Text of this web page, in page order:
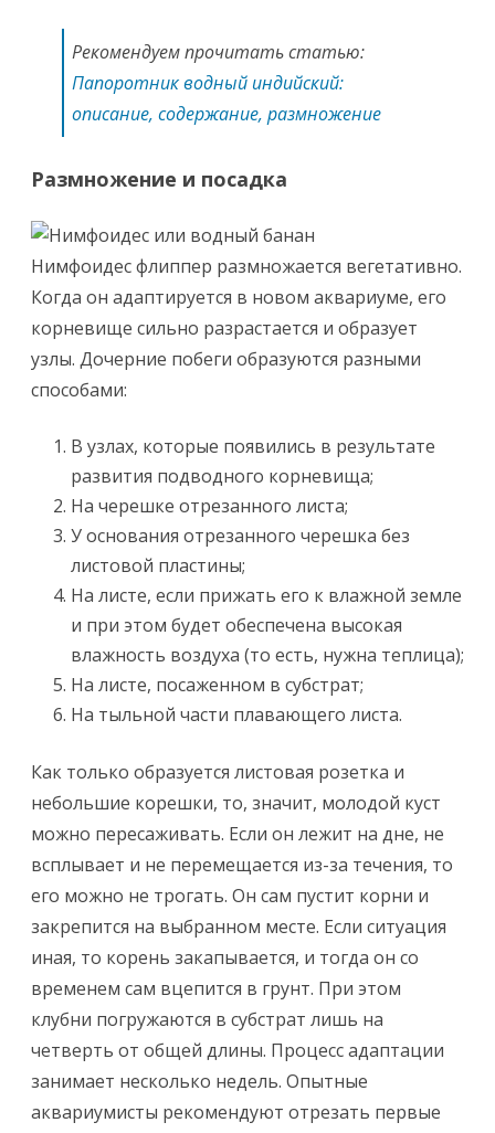
Рекомендуем прочитать статью:
Папоротник водный индийский:
описание, содержание, размножение
Размножение и посадка
Нимфоидес флиппер размножается вегетативно.
Когда он адаптируется в новом аквариуме, его
корневище сильно разрастается и образует
узлы. Дочерние побеги образуются разными
способами:
В узлах, которые появились в результате
развития подводного корневища;
На черешке отрезанного листа;
У основания отрезанного черешка без
листовой пластины;
На листе, если прижать его к влажной земле
и при этом будет обеспечена высокая
влажность воздуха (то есть, нужна теплица);
На листе, посаженном в субстрат;
На тыльной части плавающего листа.
Как только образуется листовая розетка и
небольшие корешки, то, значит, молодой куст
можно пересаживать. Если он лежит на дне, не
всплывает и не перемещается из-за течения, то
его можно не трогать. Он сам пустит корни и
закрепится на выбранном месте. Если ситуация
иная, то корень закапывается, и тогда он со
временем сам вцепится в грунт. При этом
клубни погружаются в субстрат лишь на
четверть от общей длины. Процесс адаптации
занимает несколько недель. Опытные
аквариумисты рекомендуют отрезать первые